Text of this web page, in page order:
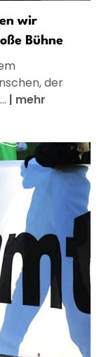
wir
Bühne
der
| mehr